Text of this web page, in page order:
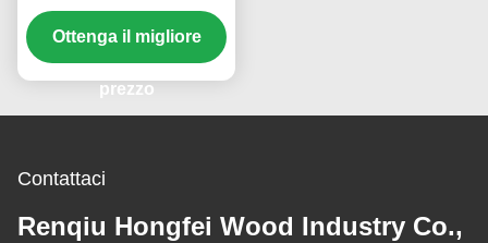
trasporto di merci
Ottenga il migliore
prezzo
Contattaci
Renqiu Hongfei Wood Industry Co.,